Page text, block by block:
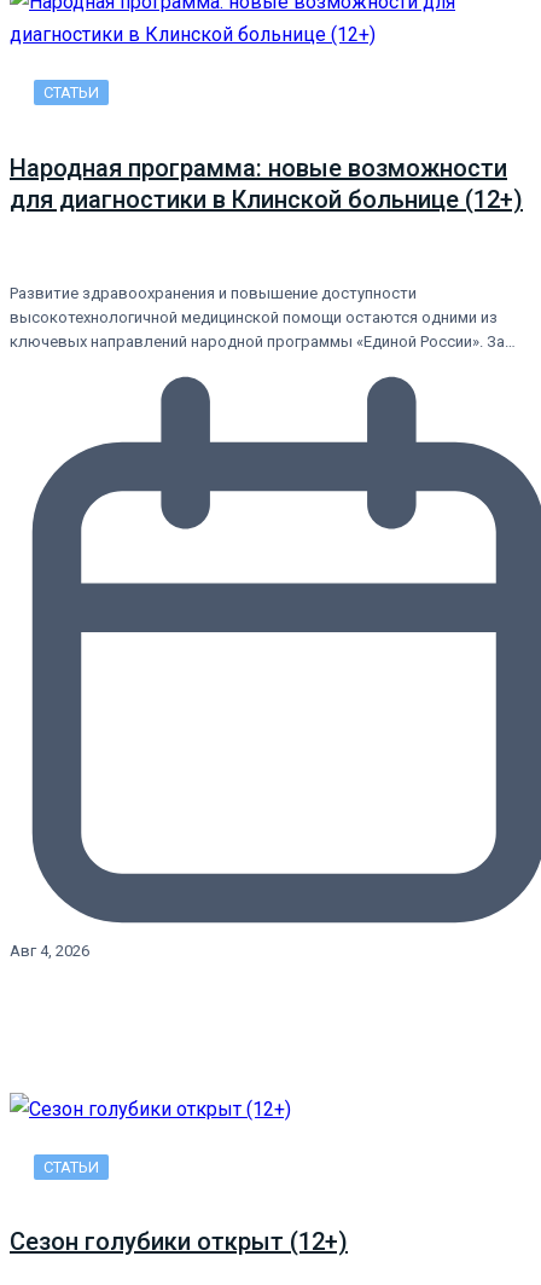
СТАТЬИ
Народная программа: новые возможности
для диагностики в Клинской больнице (12+)
Развитие здравоохранения и повышение доступности
высокотехнологичной медицинской помощи остаются одними из
ключевых направлений народной программы «Единой России». За…
Авг 4, 2026
СТАТЬИ
Сезон голубики открыт (12+)